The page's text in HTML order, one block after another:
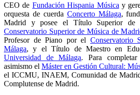
CEO de Fundación Hispania Música y
orquesta de cuerda Concerto Málaga,
Madrid y posee el Título Superior de
Conservatorio Superior de Música de
Profesor de Piano por el Conservatorio
Málaga, y el Título de Maestro en
Universidad de Málaga. Para
asimismo el Máster en Gestión Cultural:
el ICCMU, INAEM, Comunidad de
Complutense de Madrid.